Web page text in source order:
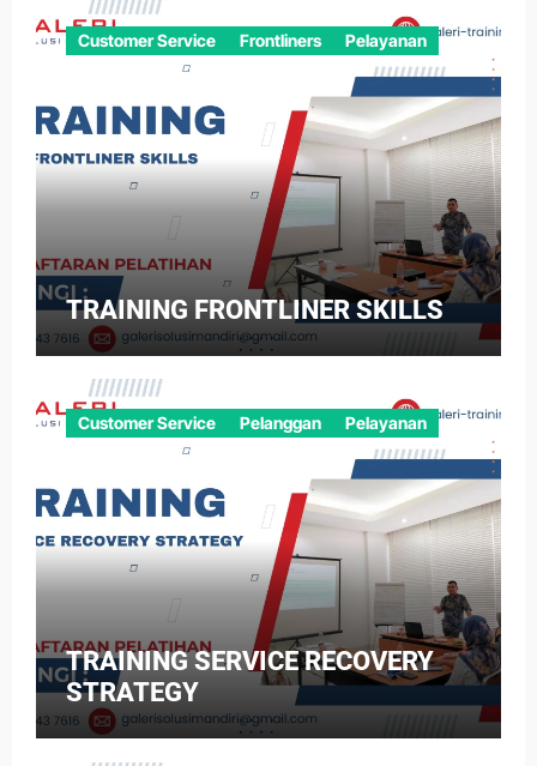
Customer Service Frontliners Pelayanan
TRAINING FRONTLINER SKILLS
Customer Service Pelanggan Pelayanan
TRAINING SERVICE RECOVERY
STRATEGY